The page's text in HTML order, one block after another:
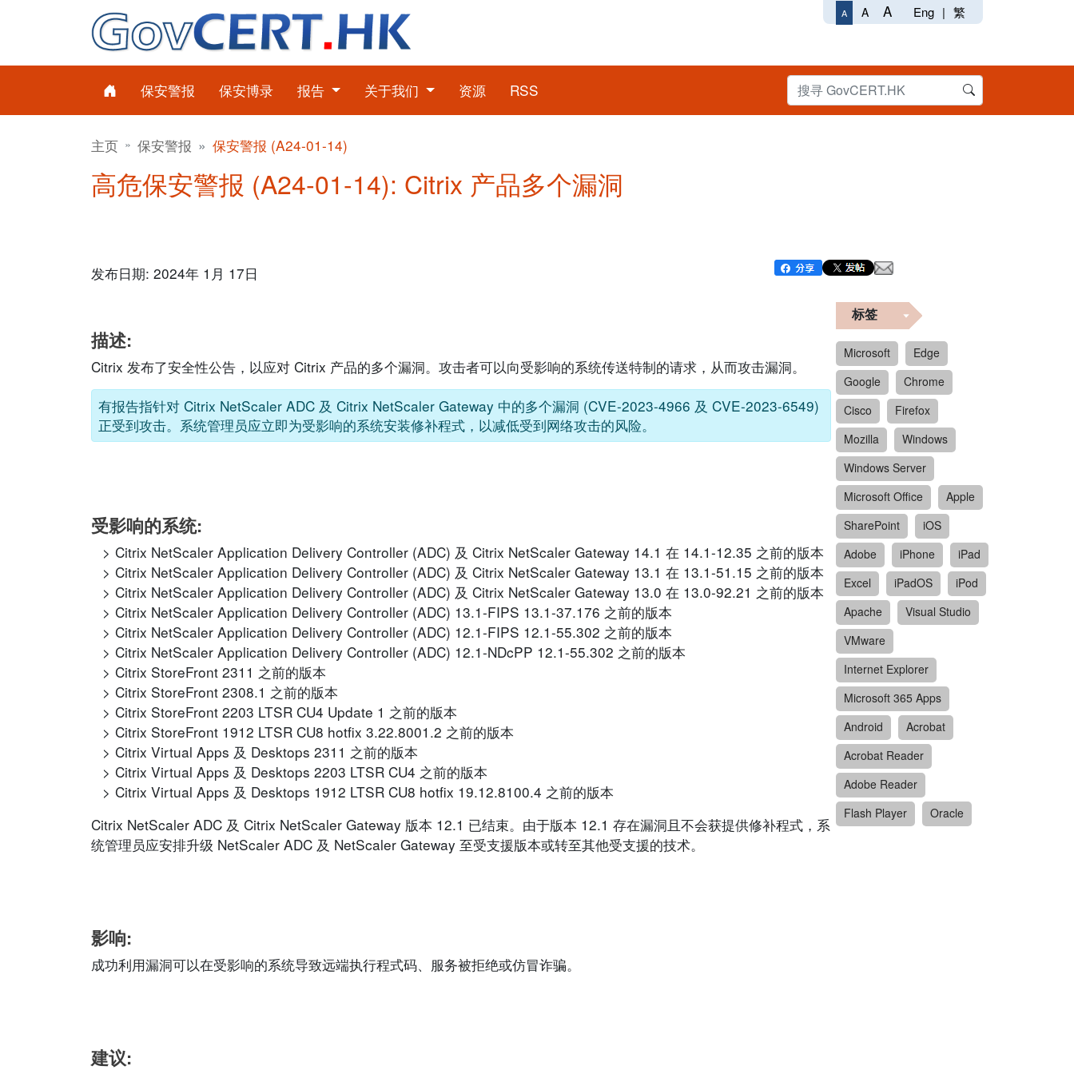
A A A Eng | 繁
保安警报 保安博录 报告 关于我们 资源 RSS
主页 保安警报 保安警报 (A24-01-14)
高危保安警报 (A24-01-14): Citrix 产品多个漏洞
发布日期: 2024年 1月 17日
描述:
Citrix 发布了安全性公告，以应对 Citrix 产品的多个漏洞。攻击者可以向受影响的系统传送特制的请求，从而攻击漏洞。
有报告指针对 Citrix NetScaler ADC 及 Citrix NetScaler Gateway 中的多个漏洞 (CVE-2023-4966 及 CVE-2023-6549)
正受到攻击。系统管理员应立即为受影响的系统安装修补程式，以减低受到网络攻击的风险。
受影响的系统:
Citrix NetScaler Application Delivery Controller (ADC) 及 Citrix NetScaler Gateway 14.1 在 14.1-12.35 之前的版本
Citrix NetScaler Application Delivery Controller (ADC) 及 Citrix NetScaler Gateway 13.1 在 13.1-51.15 之前的版本
Citrix NetScaler Application Delivery Controller (ADC) 及 Citrix NetScaler Gateway 13.0 在 13.0-92.21 之前的版本
Citrix NetScaler Application Delivery Controller (ADC) 13.1-FIPS 13.1-37.176 之前的版本
Citrix NetScaler Application Delivery Controller (ADC) 12.1-FIPS 12.1-55.302 之前的版本
Citrix NetScaler Application Delivery Controller (ADC) 12.1-NDcPP 12.1-55.302 之前的版本
Citrix StoreFront 2311 之前的版本
Citrix StoreFront 2308.1 之前的版本
Citrix StoreFront 2203 LTSR CU4 Update 1 之前的版本
Citrix StoreFront 1912 LTSR CU8 hotfix 3.22.8001.2 之前的版本
Citrix Virtual Apps 及 Desktops 2311 之前的版本
Citrix Virtual Apps 及 Desktops 2203 LTSR CU4 之前的版本
Citrix Virtual Apps 及 Desktops 1912 LTSR CU8 hotfix 19.12.8100.4 之前的版本
Citrix NetScaler ADC 及 Citrix NetScaler Gateway 版本 12.1 已结束。由于版本 12.1 存在漏洞且不会获提供修补程式，系
统管理员应安排升级 NetScaler ADC 及 NetScaler Gateway 至受支援版本或转至其他受支援的技术。
影响:
成功利用漏洞可以在受影响的系统导致远端执行程式码、服务被拒绝或仿冒诈骗。
建议:
标签
Microsoft
Edge
Google
Chrome
Cisco
Firefox
Mozilla
Windows
Windows Server
Microsoft Office
Apple
SharePoint
iOS
Adobe
iPhone
iPad
Excel
iPadOS
iPod
Apache
Visual Studio
VMware
Internet Explorer
Microsoft 365 Apps
Android
Acrobat
Acrobat Reader
Adobe Reader
Flash Player
Oracle